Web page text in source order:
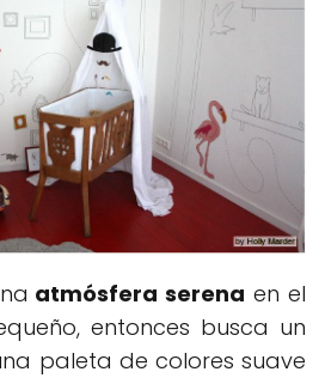
atmósfera serena en el
entonces busca un
paleta de colores suave